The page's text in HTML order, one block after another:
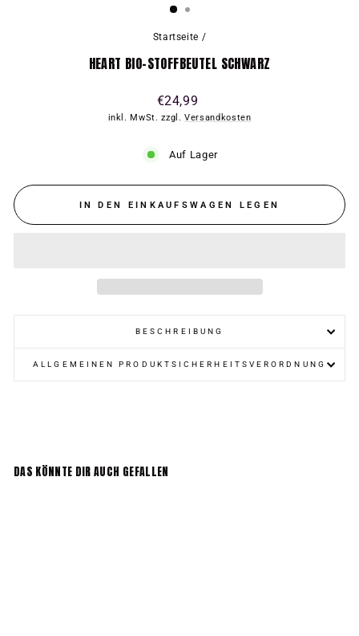
Startseite /
HEART BIO-STOFFBEUTEL SCHWARZ
Normaler
Preis
€24,99
inkl. MwSt. zzgl.Versandkosten
Auf Lager
IN DEN EINKAUFSWAGEN LEGEN
BESCHREIBUNG
ALLGEMEINEN PRODUKTSICHERHEITSVERORDNUNG
DAS KÖNNTE DIR AUCH GEFALLEN